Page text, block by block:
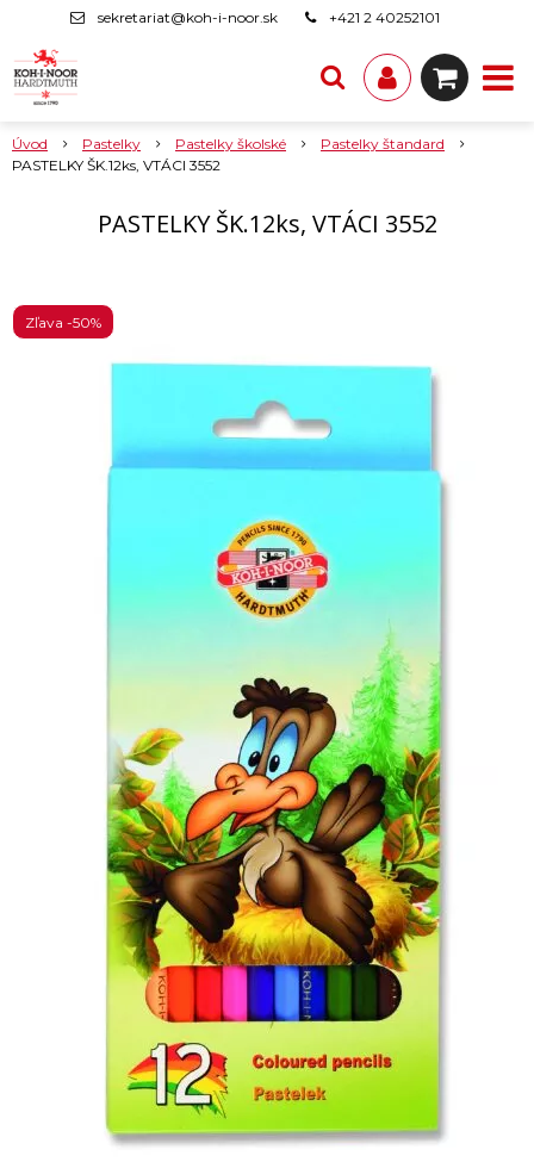
sekretariat@koh-i-noor.sk +421 2 40252101
Úvod Pastelky Pastelky školské
Pastelky štandard
PASTELKY ŠK.12ks, VTÁCI 3552
PASTELKY ŠK.12ks, VTÁCI 3552
Zľava -50%